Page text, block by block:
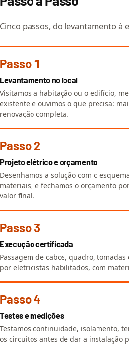
Cinco passos, do levantamento à
Passo 1
Levantamento no local
Visitamos a habitação ou o edifício,
existente e ouvimos o que precisa:
renovação completa.
Passo 2
Projeto elétrico e orçamento
Desenhamos a solução com o
materiais, e fechamos o orçamento
valor final.
Passo 3
Execução certificada
Passagem de cabos, quadro,
por eletricistas habilitados, com
Passo 4
Testes e medições
Testamos continuidade, isolamento,
os circuitos antes de dar a instalação